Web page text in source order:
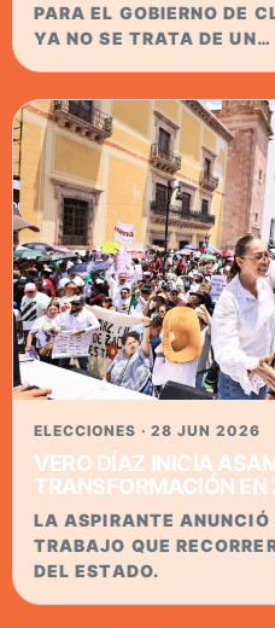
PARA EL GOBIERNO DE
YA NO SE TRATA DE UN…
ELECCIONES · 28 JUN 2026
VERO DÍAZ INICIA
TRANSFORMACIÓN
LA ASPIRANTE ANUNCIÓ
TRABAJO QUE
DEL ESTADO.